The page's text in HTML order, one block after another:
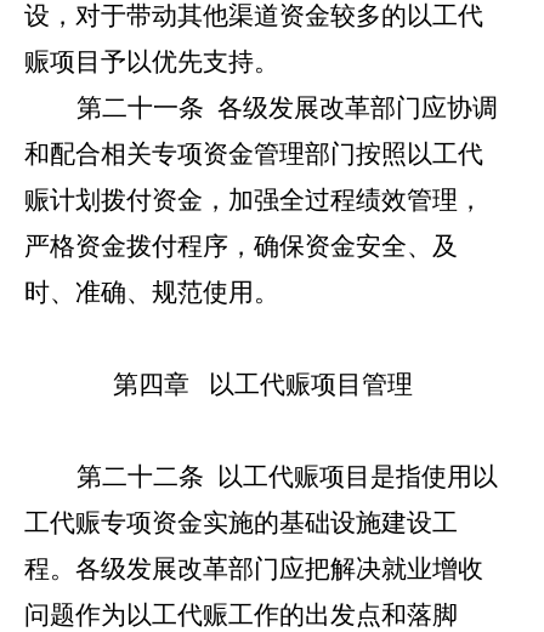
设，对于带动其他渠道资金较多的以工代
赈项目予以优先支持。
第二十一条 各级发展改革部门应协调
和配合相关专项资金管理部门按照以工代
赈计划拨付资金，加强全过程绩效管理，
严格资金拨付程序，确保资金安全、及
时、准确、规范使用。
第四章 以工代赈项目管理
第二十二条
以工代赈项目是指使用以
工代赈专项资金实施的基础设施建设工
程。 各级发展改革部门应把解决就业增收
问题作为以工代赈工作的出发点和落脚